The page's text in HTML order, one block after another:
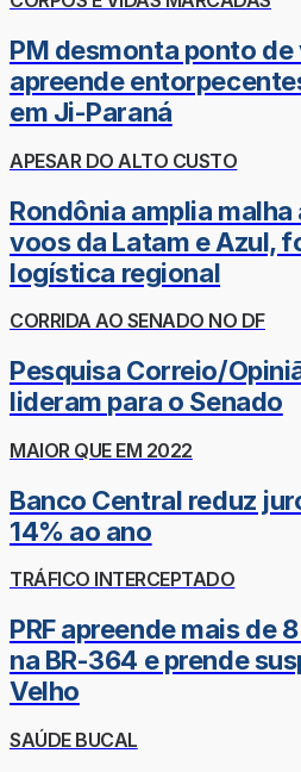
PM desmonta ponto
apreende
em Ji-Paraná
APESAR DO ALTO CUSTO
Rondônia amplia
voos da Latam e Azul,
logística regional
CORRIDA AO SENADO NO DF
Pesquisa Correio/
lideram para o Senado
MAIOR QUE EM 2022
Banco Central reduz
14% ao ano
TRÁFICO INTERCEPTADO
PRF apreende mais de
na BR-364 e prende
Velho
SAÚDE BUCAL